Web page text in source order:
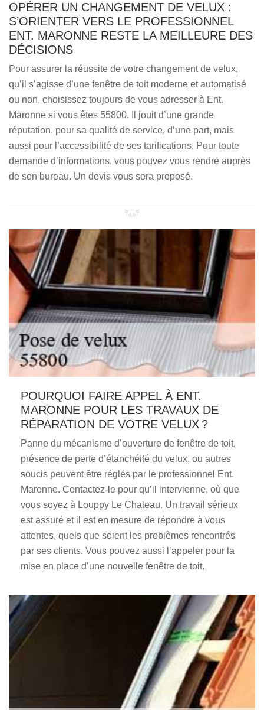
OPÉRER UN CHANGEMENT DE VELUX :
S’ORIENTER VERS LE PROFESSIONNEL
ENT. MARONNE RESTE LA MEILLEURE DES
DÉCISIONS
Pour assurer la réussite de votre changement de velux,
qu’il s’agisse d’une fenêtre de toit moderne et automatisé
ou non, choisissez toujours de vous adresser à Ent.
Maronne si vous êtes 55800. Il jouit d’une grande
réputation, pour sa qualité de service, d’une part, mais
aussi pour l’accessibilité de ses tarifications. Pour toute
demande d’informations, vous pouvez vous rendre auprès
de son bureau. Un devis vous sera proposé.
POURQUOI FAIRE APPEL À ENT.
MARONNE POUR LES TRAVAUX DE
RÉPARATION DE VOTRE VELUX ?
Panne du mécanisme d’ouverture de fenêtre de toit,
présence de perte d’étanchéité du velux, ou autres
soucis peuvent être réglés par le professionnel Ent.
Maronne. Contactez-le pour qu’il intervienne, où que
vous soyez à Louppy Le Chateau. Un travail sérieux
est assuré et il est en mesure de répondre à vous
attentes, quels que soient les problèmes rencontrés
par ses clients. Vous pouvez aussi l’appeler pour la
mise en place d’une nouvelle fenêtre de toit.